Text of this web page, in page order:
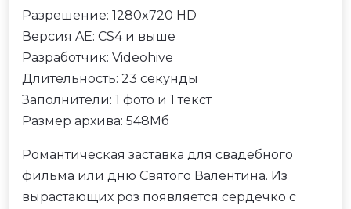
Разрешение: 1280x720 HD
Версия AE: CS4 и выше
Разработчик: Videohive
Длительность: 23 секунды
Заполнители: 1 фото и 1 текст
Размер архива: 548Мб
Романтическая заставка для свадебного
фильма или дню Святого Валентина. Из
вырастающих роз появляется сердечко с